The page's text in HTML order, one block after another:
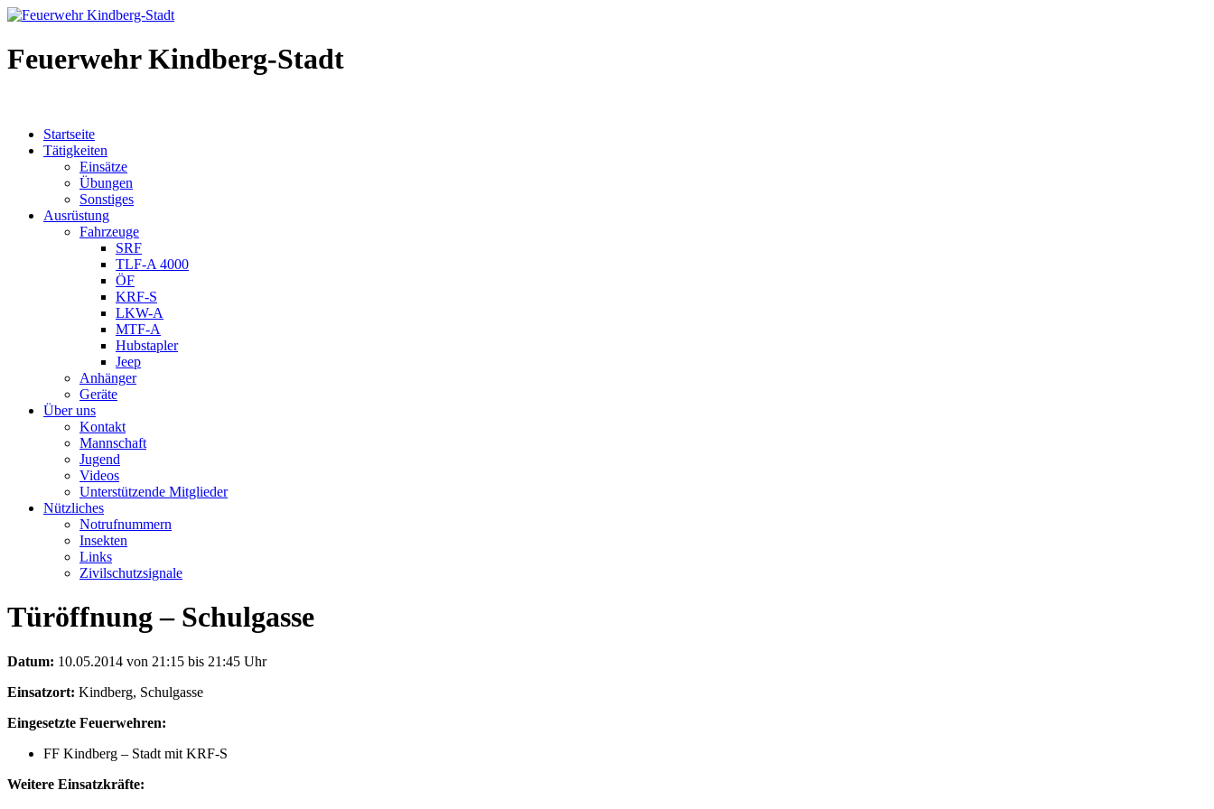
Feuerwehr Kindberg-Stadt
Startseite
Tätigkeiten
Einsätze
Übungen
Sonstiges
Ausrüstung
Fahrzeuge
SRF
TLF-A 4000
ÖF
KRF-S
LKW-A
MTF-A
Hubstapler
Jeep
Anhänger
Geräte
Über uns
Kontakt
Mannschaft
Jugend
Videos
Unterstützende Mitglieder
Nützliches
Notrufnummern
Insekten
Links
Zivilschutzsignale
Türöffnung – Schulgasse
Datum: 10.05.2014 von 21:15 bis 21:45 Uhr
Einsatzort: Kindberg, Schulgasse
Eingesetzte Feuerwehren:
FF Kindberg – Stadt mit KRF-S
Weitere Einsatzkräfte: